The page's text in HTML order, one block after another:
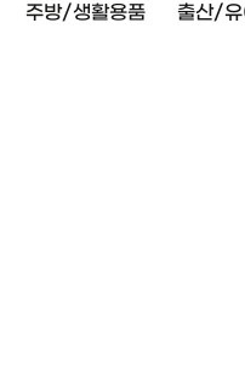
주방/생활용품 출산/